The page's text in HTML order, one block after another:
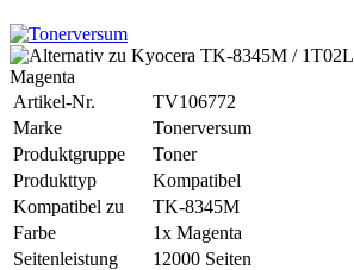
Artikel-Nr.
TV106772
Marke
Tonerversum
Produktgruppe
Toner
Produkttyp
Kompatibel
Kompatibel zu
TK-8345M
Farbe
1x Magenta
Seitenleistung
12000 Seiten